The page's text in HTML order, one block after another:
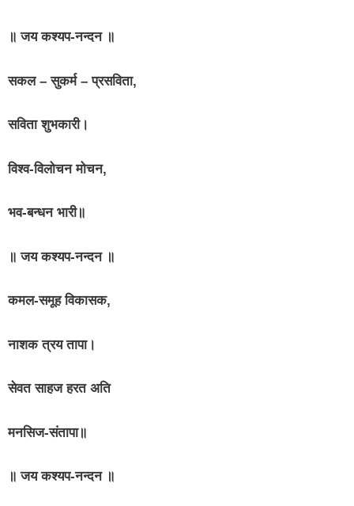
॥ जय कश्यप-नन्दन ॥
सकल – सुकर्म – प्रसविता,
सविता शुभकारी।
विश्व-विलोचन मोचन,
भव-बन्धन भारी॥
॥ जय कश्यप-नन्दन ॥
कमल-समूह विकासक,
नाशक त्रय तापा।
सेवत साहज हरत अति
मनसिज-संतापा॥
॥ जय कश्यप-नन्दन ॥